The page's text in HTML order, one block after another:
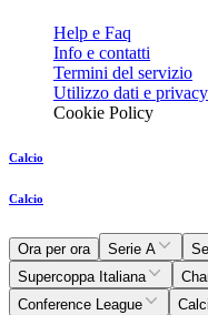
Help e Faq
Info e contatti
Termini del servizio
Utilizzo dati e privacy
Cookie Policy
Calcio
Calcio
Ora per ora Serie A
Supercoppa Italiana
Conference League